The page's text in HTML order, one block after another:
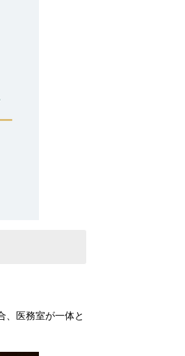
、医務室が一体と